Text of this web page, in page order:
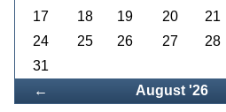
← August '26
17
18 19 20 21
24
25 26 27 28
31